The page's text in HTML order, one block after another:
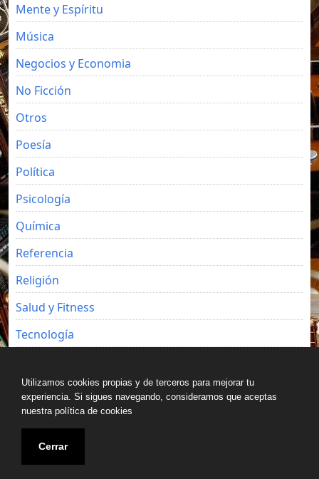
Mente y Espíritu
Música
Negocios y Economia
No Ficción
Otros
Poesía
Política
Psicología
Química
Referencia
Religión
Salud y Fitness
Tecnología
Utilizamos cookies propias y de terceros para mejorar tu
experiencia. Si sigues navegando, consideramos que aceptas
nuestra política de cookies
Cerrar